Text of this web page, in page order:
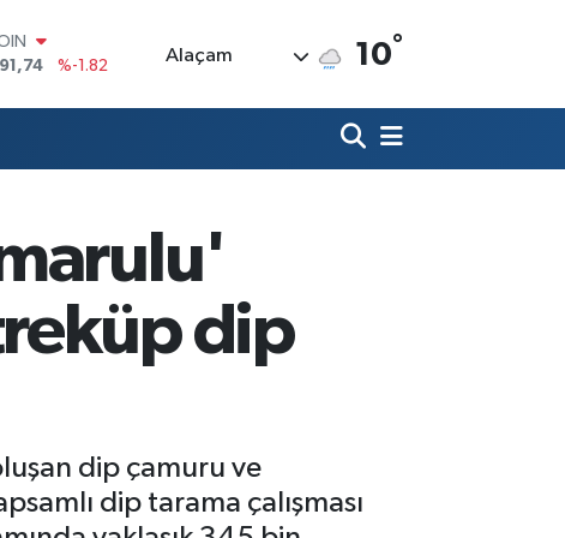
%0.02
%0
%-1.82
Alaçam 10°
dip
dip çamuru ve
dip tarama çalışması